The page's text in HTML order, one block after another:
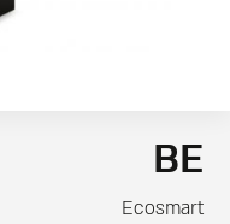
BE
Ecosmart